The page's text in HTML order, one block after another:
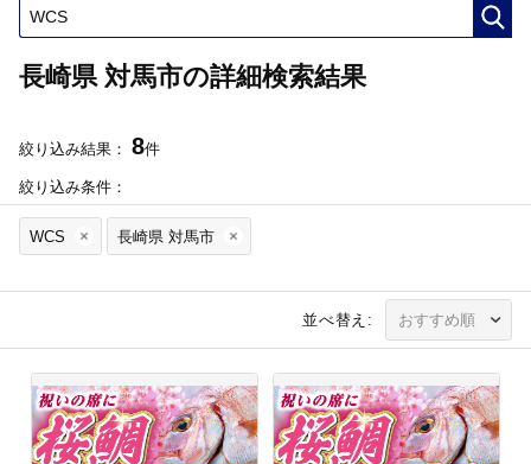
長崎県 対馬市の詳細検索結果
絞り込み結果： 8件
絞り込み条件：
WCS 長崎県 対馬市
並べ替え: